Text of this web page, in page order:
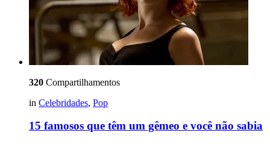
320 Compartilhamentos
in Celebridades, Pop
15 famosos que têm um gêmeo e você não sabia